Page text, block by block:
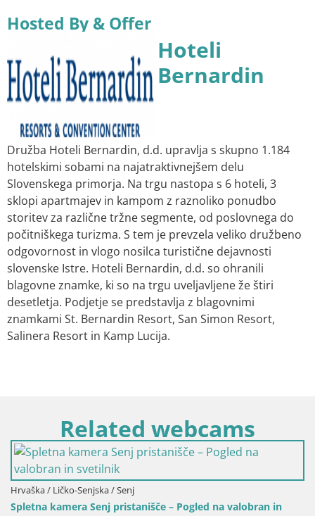
Hosted By & Offer
Hoteli
Bernardin
Družba Hoteli Bernardin, d.d. upravlja s skupno 1.184
hotelskimi sobami na najatraktivnejšem delu
Slovenskega primorja. Na trgu nastopa s 6 hoteli, 3
sklopi apartmajev in kampom z raznoliko ponudbo
storitev za različne tržne segmente, od poslovnega do
počitniškega turizma. S tem je prevzela veliko družbeno
odgovornost in vlogo nosilca turistične dejavnosti
slovenske Istre. Hoteli Bernardin, d.d. so ohranili
blagovne znamke, ki so na trgu uveljavljene že štiri
desetletja. Podjetje se predstavlja z blagovnimi
znamkami St. Bernardin Resort, San Simon Resort,
Salinera Resort in Kamp Lucija.
Related webcams
Hrvaška / Ličko-Senjska / Senj
Spletna kamera Senj pristanišče – Pogled na valobran in